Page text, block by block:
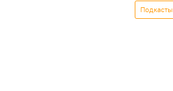
Подкасты